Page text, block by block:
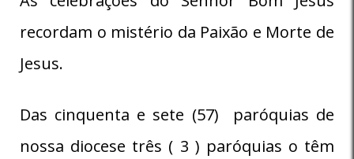
recordam o mistério da Paixão e Morte de
Jesus.
Das cinquenta e sete (57) paróquias de
nossa diocese três ( 3 ) paróquias o têm